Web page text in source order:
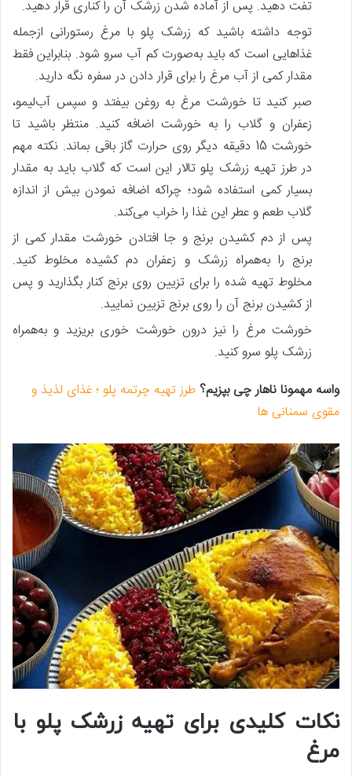
تفت دهید. پس‌ از آماده شدن زرشک آن را کناری قرار دهید.
توجه داشته باشید که زرشک پلو با مرغ رستورانی ازجمله
غذاهایی است که باید به‌صورت کم آب سرو شود. بنابراین فقط
مقدار کمی از آب مرغ را برای قرار دادن در سفره نگه دارید.
صبر کنید تا خورشت مرغ به روغن بیفتد و سپس آب‌لیمو،
زعفران و گلاب را به خورشت اضافه کنید. منتظر باشید تا
خورشت 15 دقیقه دیگر روی حرارت گاز باقی بماند. نکته مهم
در طرز تهیه زرشک پلو تالار این است که گلاب باید به مقدار
بسیار کمی استفاده شود؛ چراکه اضافه نمودن بیش‌ از اندازه
گلاب طعم و عطر این غذا را خراب می‌کند.
پس‌ از دم کشیدن برنج و جا افتادن خورشت مقدار کمی از
برنج را به‌همراه زرشک و زعفران دم کشیده مخلوط کنید.
مخلوط تهیه شده را برای تزیین روی برنج کنار بگذارید و پس‌
از کشیدن برنج آن را روی برنج تزیین نمایید.
خورشت مرغ را نیز درون خورشت خوری بریزید و به‌همراه
زرشک پلو سرو کنید.
واسه مهمونا ناهار چی بپزیم؟ طرز تهیه چرتمه پلو ؛ غذای لذیذ و
مقوی سمنانی ها
نکات کلیدی برای تهیه زرشک پلو با
مرغ